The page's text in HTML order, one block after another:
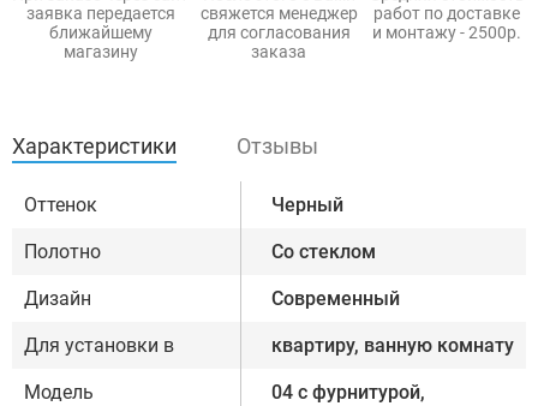
заявка передается
ближайшему
магазину
свяжется менеджер
для согласования
заказа
работ по доставке
и монтажу - 2500р.
Характеристики Отзывы
Оттенок Черный
Полотно Со стеклом
Дизайн Современный
Для установки в квартиру, ванную комнату
Модель 04 с фурнитурой,